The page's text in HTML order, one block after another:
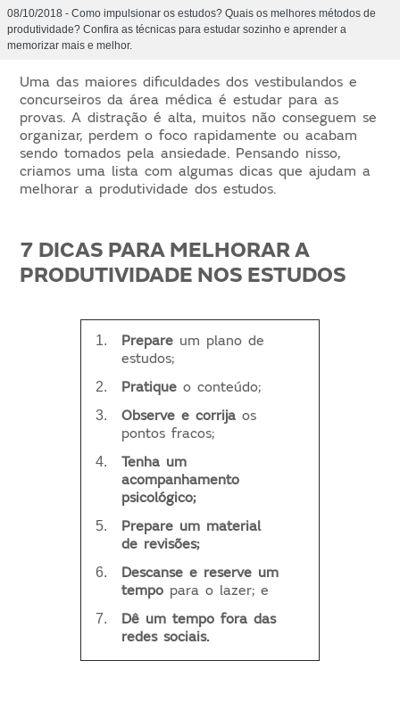
08/10/2018 - Como impulsionar os estudos? Quais os melhores métodos de
produtividade? Confira as técnicas para estudar sozinho e aprender a
memorizar mais e melhor.
Uma das maiores dificuldades dos vestibulandos e
concurseiros da área médica é estudar para as
provas. A distração é alta, muitos não conseguem se
organizar, perdem o foco rapidamente ou acabam
sendo tomados pela ansiedade. Pensando nisso,
criamos uma lista com algumas dicas que ajudam a
melhorar a produtividade dos estudos.
7 DICAS PARA MELHORAR A
PRODUTIVIDADE NOS ESTUDOS
Prepare um plano de
estudos;
Pratique o conteúdo;
Observe e corrija os
pontos fracos;
Tenha um
acompanhamento
psicológico;
Prepare um material
de revisões;
Descanse e reserve um
tempopara o lazer; e
Dê um tempo fora das
redes sociais.